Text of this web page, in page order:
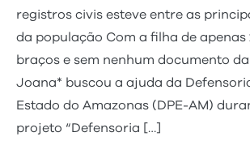
registros civis esteve entre as
da população Com a filha de apenas
braços e sem nenhum documento
Joana* buscou a ajuda da
Estado do Amazonas (DPE-AM)
projeto “Defensoria […]